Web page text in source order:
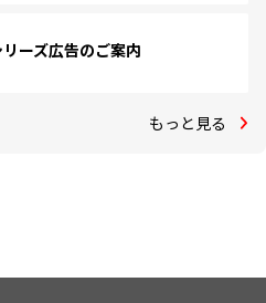
リーズ広告のご案内
もっと見る